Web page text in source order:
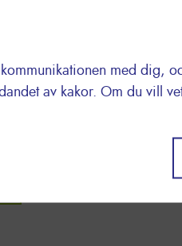
med dig,
av kakor. Om du vill
inköp från oss ut idag?
andelen små
miljöanpassat val du gör
att plantera träd för ditt